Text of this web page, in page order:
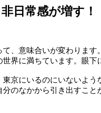
日常感が増す！
、意味合いが変わります
界に満ちています。眼
東京にいるのにいないよ
のなかから引き出すこ